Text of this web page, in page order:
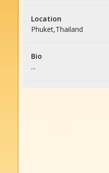
Location
Phuket,Thailand
Bio
...